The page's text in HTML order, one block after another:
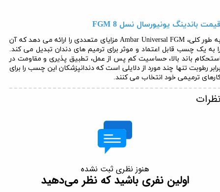
باندینگ یونیورسال نسل 8 FGM
طور کلی، Ambar Universal FGMمزایای متعددی را ارائه می دهد که آن
به یک چسب قابل اعتماد و موثر برای ترمیم های دندان تبدیل می کند.
باند بالا، حساسیت کم پس از عمل، تطبیق پذیری و مقاومت در
رطوبت تنها چند مورد از دلایلی است که دندانپزشکان این چسب را برای
ترمیمی خود انتخاب می کنند.
هنوز نظری ثبت نشده
اولین نفری باشید که نظر می‌دهید